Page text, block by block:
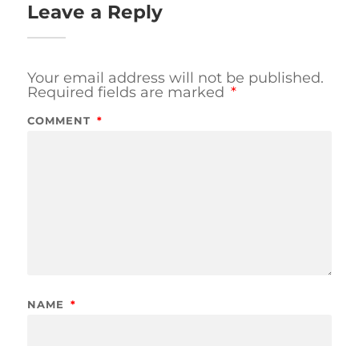
Leave a Reply
Your email address will not be published.
Required fields are marked *
COMMENT *
NAME *